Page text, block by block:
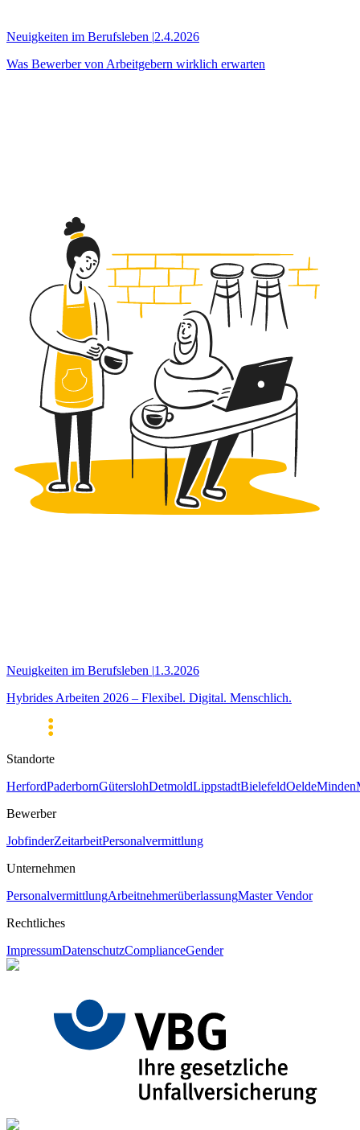
Neuigkeiten im Berufsleben |2.4.2026
Was Bewerber von Arbeitgebern wirklich erwarten
Neuigkeiten im Berufsleben |1.3.2026
Hybrides Arbeiten 2026 – Flexibel. Digital. Menschlich.
Standorte
HerfordPaderbornGüterslohDetmoldLippstadtBielefeldOeldeMinden
Bewerber
JobfinderZeitarbeitPersonalvermittlung
Unternehmen
PersonalvermittlungArbeitnehmerüberlassungMaster Vendor
Rechtliches
ImpressumDatenschutzComplianceGender